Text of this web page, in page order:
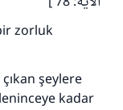
zorluk
şeylere
kadar